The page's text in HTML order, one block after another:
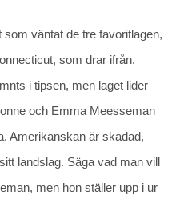
som väntat de tre favoritlagen,
som drar ifrån.
i tipsen, men laget lider
och Emma Meesseman
Amerikanskan är skadad,
landslag. Säga vad man vill
men hon ställer upp i ur